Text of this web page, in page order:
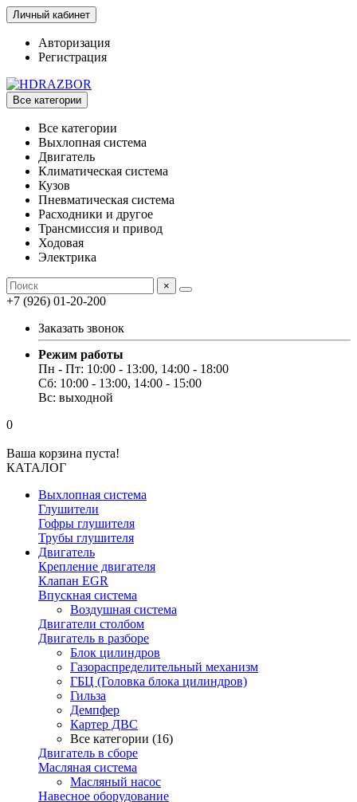
Личный кабинет
Авторизация
Регистрация
Все категории
Все категории
Выхлопная система
Двигатель
Климатическая система
Кузов
Пневматическая система
Расходники и другое
Трансмиссия и привод
Ходовая
Электрика
×
+7 (926) 01-20-200
Заказать звонок
Режим работы
Пн - Пт: 10:00 - 13:00, 14:00 - 18:00
Сб: 10:00 - 13:00, 14:00 - 15:00
Вс: выходной
0
Ваша корзина пуста!
КАТАЛОГ
Выхлопная система
Глушители
Гофры глушителя
Трубы глушителя
Двигатель
Крепление двигателя
Клапан EGR
Впускная система
Воздушная система
Двигатели столбом
Двигатель в разборе
Блок цилиндров
Газораспределительный механизм
ГБЦ (Головка блока цилиндров)
Гильза
Демпфер
Картер ДВС
Все категории (16)
Двигатель в сборе
Масляная система
Масляный насос
Навесное оборудование